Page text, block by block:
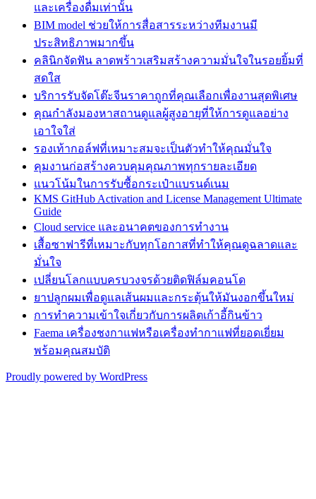
และเครื่องดื่มเท่านั้น
BIM model ช่วยให้การสื่อสารระหว่างทีมงานมี
ประสิทธิภาพมากขึ้น
คลินิกจัดฟัน ลาดพร้าวเสริมสร้างความมั่นใจในรอยยิ้มที่
สดใส
บริการรับจัดโต๊ะจีนราคาถูกที่คุณเลือกเพื่องานสุดพิเศษ
คุณกำลังมองหาสถานดูแลผู้สูงอายุที่ให้การดูแลอย่าง
เอาใจใส่
รองเท้ากอล์ฟที่เหมาะสมจะเป็นตัวทำให้คุณมั่นใจ
คุมงานก่อสร้างควบคุมคุณภาพทุกรายละเอียด
แนวโน้มในการรับซื้อกระเป๋าแบรนด์เนม
KMS GitHub Activation and License Management Ultimate
Guide
Cloud service และอนาคตของการทำงาน
เสื้อซาฟารีที่เหมาะกับทุกโอกาสที่ทำให้คุณดูฉลาดและ
มั่นใจ
เปลี่ยนโลกแบบครบวงจรด้วยติดฟิล์มคอนโด
ยาปลูกผมเพื่อดูแลเส้นผมและกระตุ้นให้มันงอกขึ้นใหม่
การทำความเข้าใจเกี่ยวกับการผลิตเก้าอี้กินข้าว
Faema เครื่องชงกาแฟหรือเครื่องทำกาแฟที่ยอดเยี่ยม
พร้อมคุณสมบัติ
Proudly powered by WordPress